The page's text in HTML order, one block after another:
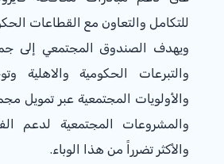
للتكامل والتعاون مع القطاعات
ويهدف الصندوق المجتمعي إلى
والتبرعات الحكومية والاهلية
والأولويات المجتمعية عبر تمويل
والمشروعات المجتمعية لدعم
والأكثر تضرراً من هذا الوباء.